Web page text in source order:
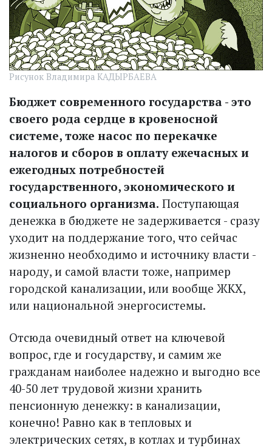
Рисунок Владимира КАДЫРБАЕВА
Бюджет современного государства - это
своего рода сердце в кровенос­ной
системе, тоже насос по перекачке
налогов и сборов в оплату ежечасных и
ежегодных потребностей
государственного, экономического и
социального организма. Поступающая
денежка в бюджете не задерживается - сразу
уходит на поддержание того, что сейчас
жизненно необходимо и источнику власти -
народу, и самой власти тоже, например
городской канализации, или вообще ЖКХ,
или национальной энергосистемы.
Отсюда очевидный ответ на ключевой
вопрос, где и государству, и самим же
гражданам наиболее надежно и выгодно все
40-50 лет трудовой жизни хранить
пенсионную денежку: в канализации,
конечно! Равно как в тепловых и
электрических сетях, в котлах и турбинах